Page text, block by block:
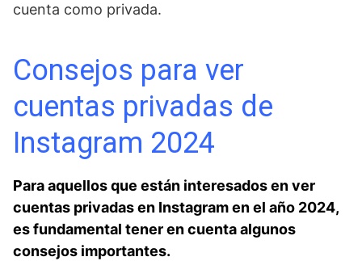
cuenta como privada.
Consejos para ver
cuentas privadas de
Instagram 2024
Para aquellos que‍ están interesados en ver
cuentas privadas en Instagram en el año 2024,
es fundamental tener en⁤ cuenta algunos
consejos importantes.